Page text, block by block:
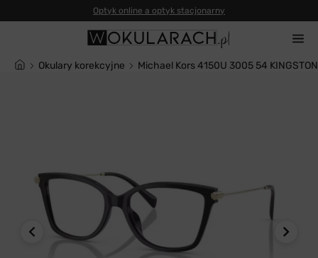
Okulary korekcyjne Michael Kors 4150U 3005 54 KINGSTON